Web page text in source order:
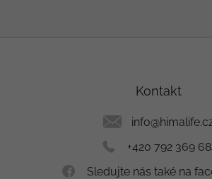
Kontakt
info@
+420 792 369
Sledujte nás také na